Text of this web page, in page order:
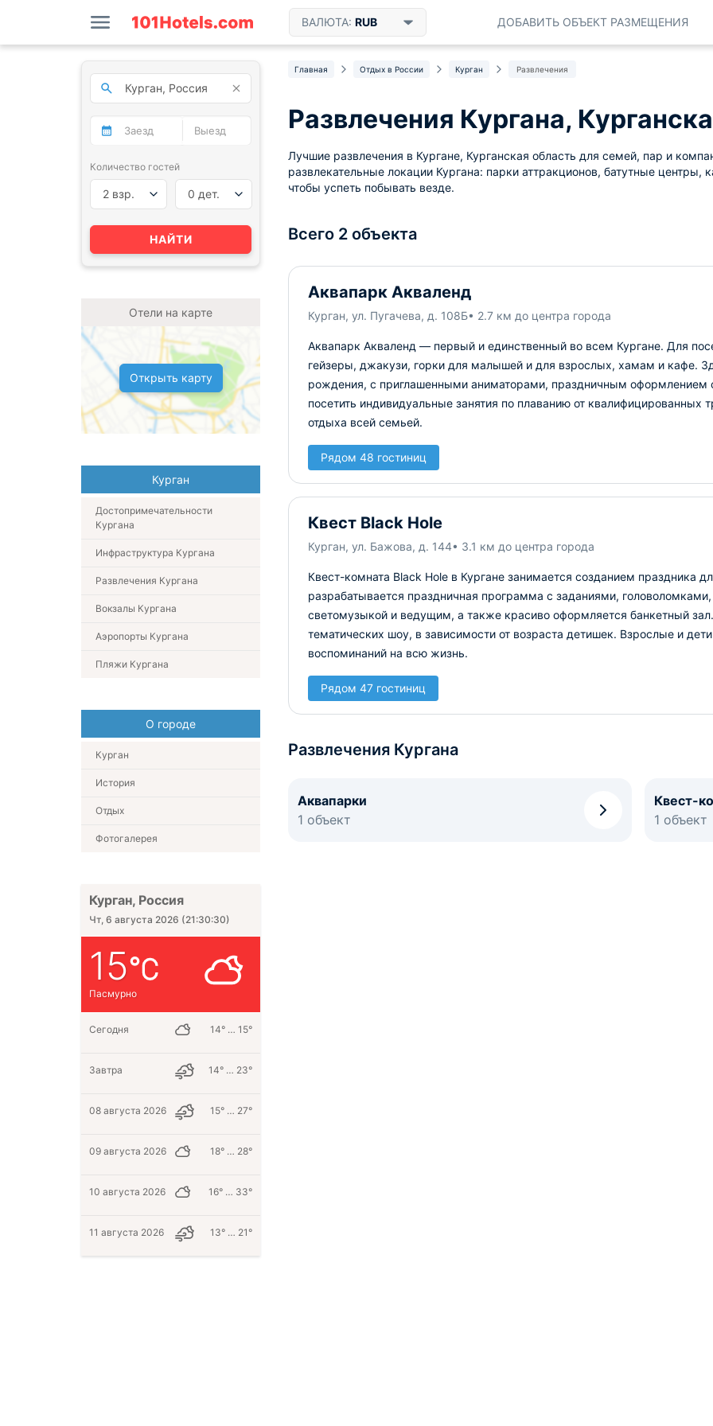
ВАЛЮТА: RUB ДОБАВИТЬ ОБЪЕКТ РАЗМЕЩЕНИЯ
Главная Отдых в России Курган Развлечения
Развлечения Кургана,
Лучшие развлечения в Кургане, Курганская область для семей, пар и
развлекательные локации Кургана: парки аттракционов, батутные центры,
чтобы успеть побывать везде.
Всего 2 объекта
Аквапарк Акваленд
Курган, ул. Пугачева, д. 108Б• 2.7 км до центра города
Аквапарк Акваленд — первый и единственный во всем Кургане. Для
гейзеры, джакузи, горки для малышей и для взрослых, хамам и кафе.
рождения, с приглашенными аниматорами, праздничным оформлением
посетить индивидуальные занятия по плаванию от
отдыха всей семьей.
Рядом 48 гостиниц
Квест Black Hole
Курган, ул. Бажова, д. 144• 3.1 км до центра города
Квест-комната Black Hole в Кургане занимается созданием праздника
разрабатывается праздничная программа с заданиями,
светомузыкой и ведущим, а также красиво оформляется банкетный
тематических шоу, в зависимости от возраста детишек. Взрослые и
воспоминаний на всю жизнь.
Рядом 47 гостиниц
Развлечения Кургана
Аквапарки
1 объект
Квест-
1 объект
Количество гостей
2 взр. 0 дет.
НАЙТИ
Отели на карте
Открыть карту
Курган
Достопримечательности
Кургана
Инфраструктура Кургана
Развлечения Кургана
Вокзалы Кургана
Аэропорты Кургана
Пляжи Кургана
О городе
Курган
История
Отдых
Фотогалерея
Курган, Россия
Чт, 6 августа 2026 (21:30:30)
15
Пасмурно
Сегодня 14° … 15°
Завтра 14° … 23°
08 августа 2026 15° … 27°
09 августа 2026 18° … 28°
10 августа 2026 16° … 33°
11 августа 2026 13° … 21°